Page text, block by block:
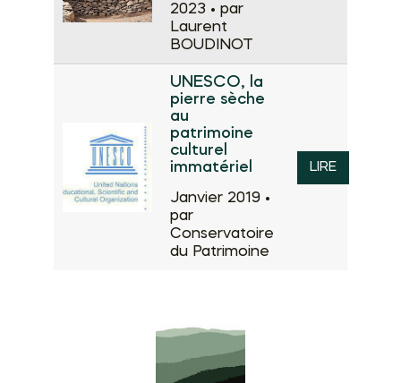
2023 • par
Laurent
BOUDINOT
UNESCO, la
pierre sèche
au
patrimoine
culturel
immatériel
Janvier 2019 •
par
Conservatoire
du Patrimoine
LIRE